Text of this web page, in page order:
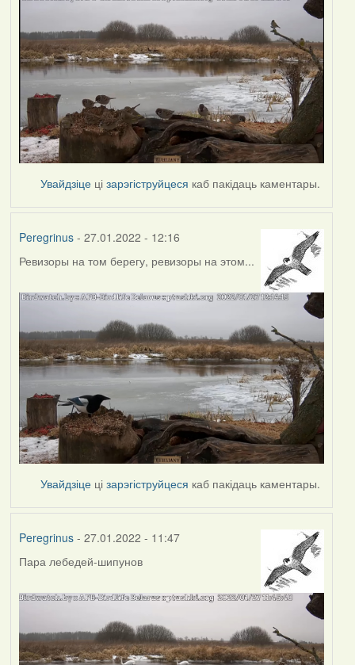
Увайдзіце цізарэгіструйцеся каб пакідаць каментары.
Peregrinus- 27.01.2022 - 12:16
Ревизоры на том берегу, ревизоры на этом...
Увайдзіце цізарэгіструйцеся каб пакідаць каментары.
Peregrinus- 27.01.2022 - 11:47
Пара лебедей-шипунов